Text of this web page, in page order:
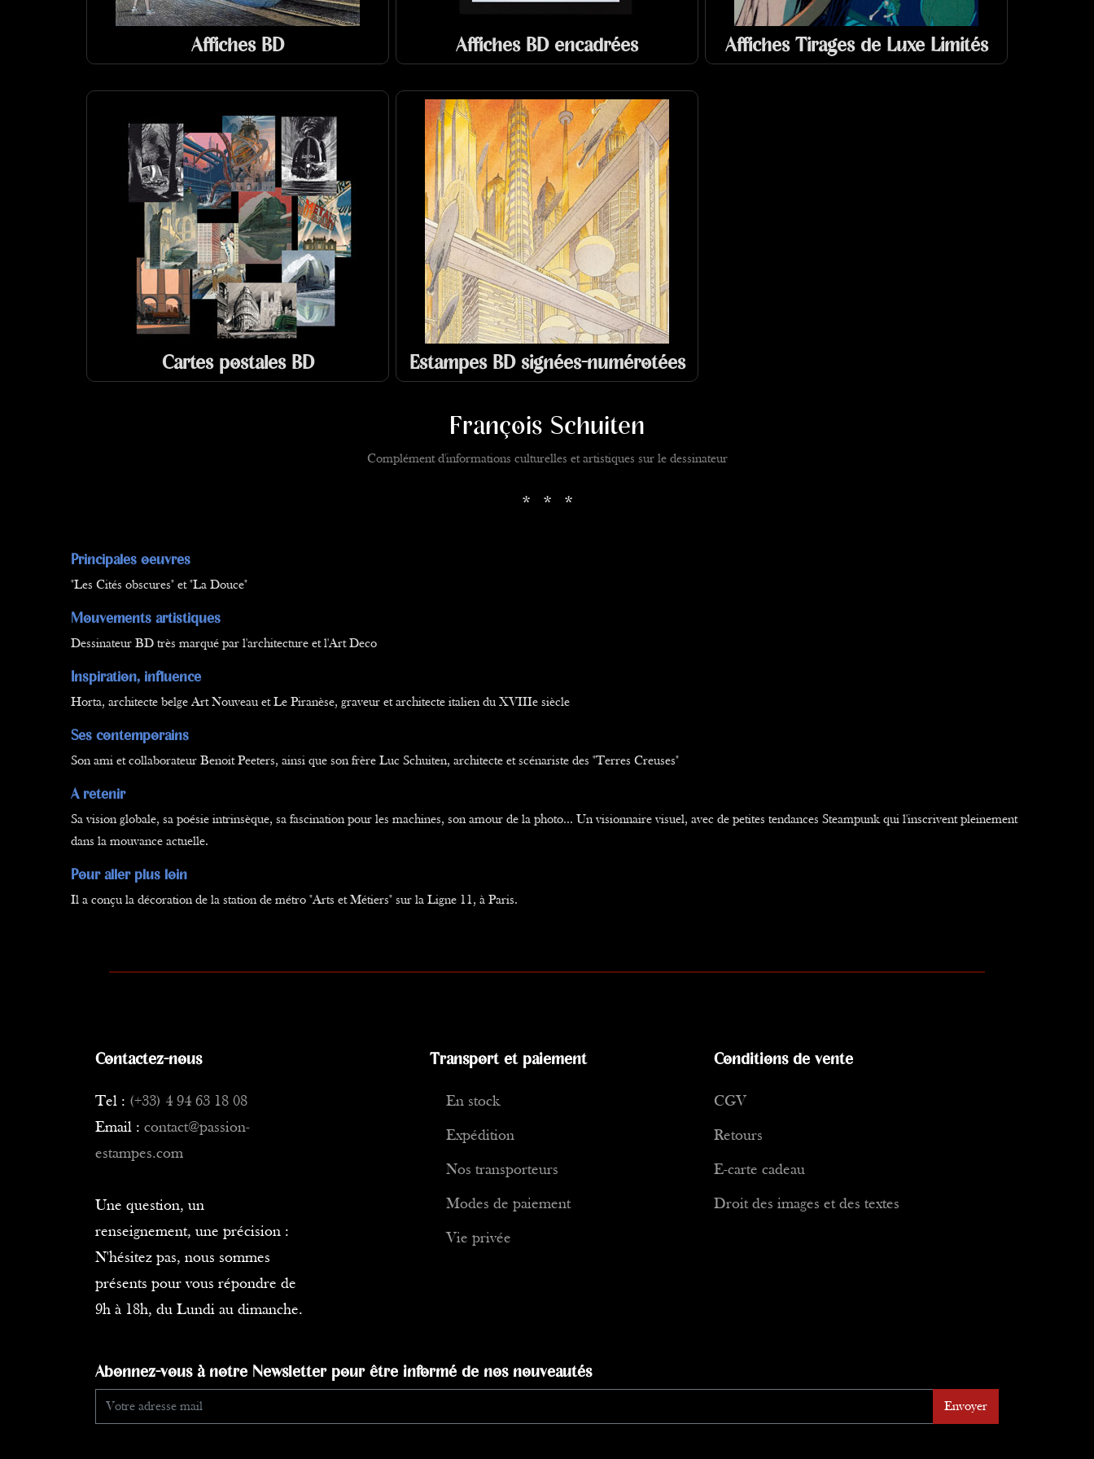
Affiches BD Affiches BD encadrées Affiches Tirages de Luxe Limités
Cartes postales BD Estampes BD signées-numérotées
François Schuiten
Complément d'informations culturelles et artistiques sur le dessinateur
* * *
Principales oeuvres
"Les Cités obscures" et "La Douce"
Mouvements artistiques
Dessinateur BD très marqué par l'architecture et l'Art Deco
Inspiration, influence
Horta, architecte belge Art Nouveau et Le Piranèse, graveur et architecte italien du XVIIIe siècle
Ses contemporains
Son ami et collaborateur Benoit Peeters, ainsi que son frère Luc Schuiten, architecte et scénariste des "Terres Creuses"
A retenir
Sa vision globale, sa poésie intrinsèque, sa fascination pour les machines, son amour de la photo... Un visionnaire visuel, avec de petites tendances Steampunk qui l'inscrivent pleinement
dans la mouvance actuelle.
Pour aller plus loin
Il a conçu la décoration de la station de métro "Arts et Métiers" sur la Ligne 11, à Paris.
Contactez-nous
Tel : (+33) 4 94 63 18 08
Email : contact@passion-
estampes.com
Une question, un
renseignement, une précision :
N'hésitez pas, nous sommes
présents pour vous répondre de
9h à 18h, du Lundi au dimanche.
Transport et paiement
En stock
Expédition
Nos transporteurs
Modes de paiement
Vie privée
Conditions de vente
CGV
Retours
E-carte cadeau
Droit des images et des textes
Abonnez-vous à notre Newsletter pour être informé de nos nouveautés
Envoyer